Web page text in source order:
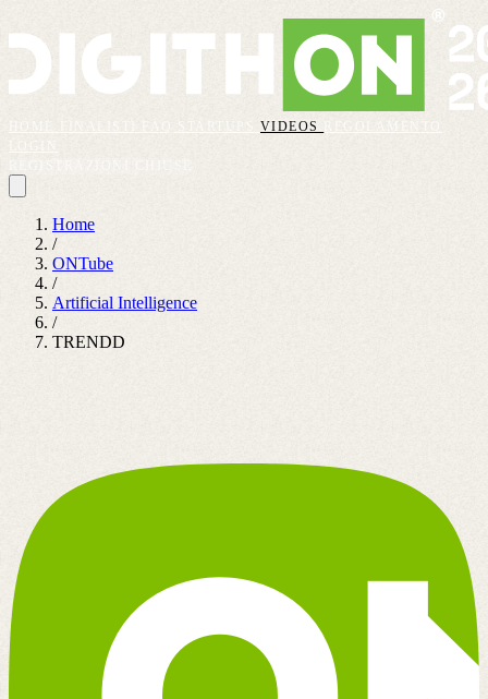
VIDEOS
REGOLAMENTO
Home
/
ONTube
/
Artificial Intelligence
/
TRENDD